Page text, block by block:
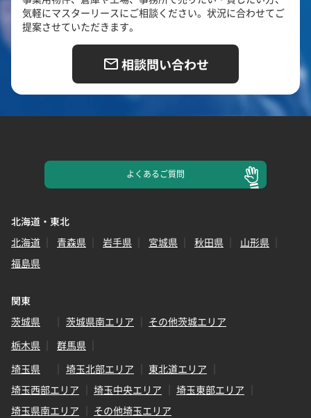
気軽にマスターリースにご相談ください。状況に合わせてご
提案させていただきます。
相談問い合わせ
よくあるご質問
北海道・東北
北海道
青森県 岩手県 宮城県 秋田県
山形県
福島県
関東
茨城県
茨城県南エリア
その他茨城エリア
栃木県
群馬県
埼玉県
埼玉北部エリア
東北道エリア
埼玉西部エリア
埼玉中央エリア
埼玉東部エリア
埼玉県南エリア
その他埼玉エリア